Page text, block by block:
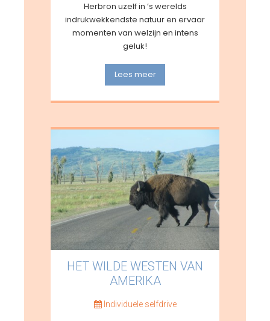
Herbron uzelf in ’s werelds
indrukwekkendste natuur en ervaar
momenten van welzijn en intens
geluk!
Lees meer
HET WILDE WESTEN VAN
AMERIKA
Individuele selfdrive